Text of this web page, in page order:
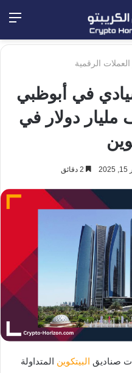
العملات الرقمية
في أبوظبي
دولار في
البيتكوين المتداولة